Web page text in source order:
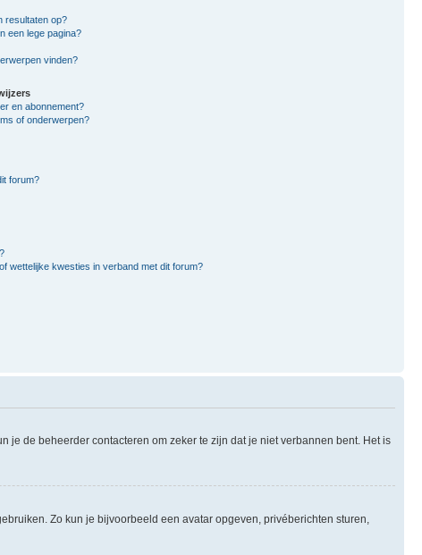
resultaten op?
een lege pagina?
vinden?
en abonnement?
of onderwerpen?
forum?
wettelijke kwesties in verband met dit forum?
de beheerder contacteren om zeker te zijn dat je niet verbannen bent. Het is
Zo kun je bijvoorbeeld een avatar opgeven, privéberichten sturen,